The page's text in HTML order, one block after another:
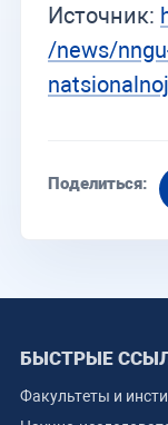
Источник:
/news/
Поделиться:
БЫСТРЫЕ
Факультеты и